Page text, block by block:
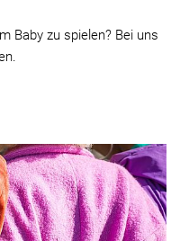
Baby zu spielen? Bei uns